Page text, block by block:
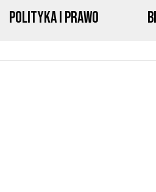
Polityka i prawo